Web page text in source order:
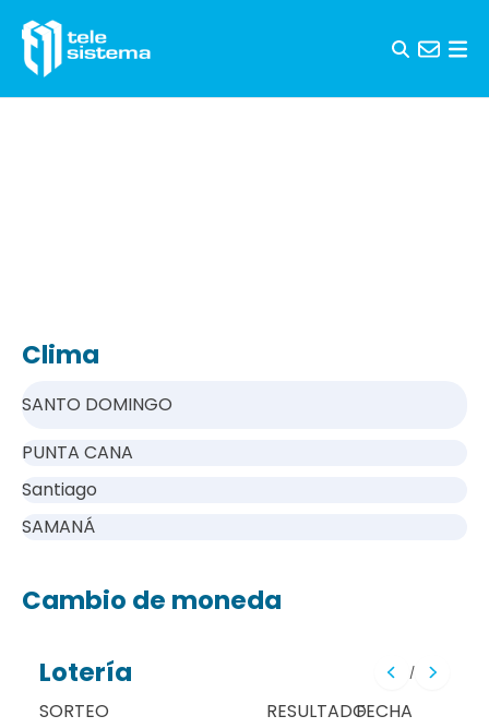
Clima
SANTO DOMINGO
PUNTA CANA
Santiago
SAMANÁ
Cambio de moneda
Lotería /
SORTEO RESULTADOFECHA